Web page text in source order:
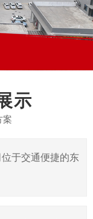
示
案
于交通便捷的东